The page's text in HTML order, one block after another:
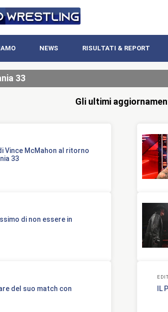
NEWS RISULTATI & REPORT
33
Gli ultimi
Vince McMahon al ritorno
33
di non essere in
del suo match con
IL